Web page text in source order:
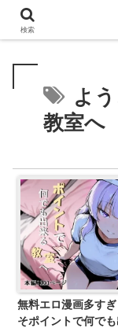
よ
教室へ
無料エロ漫画多すぎ
そポイントで何で
検索